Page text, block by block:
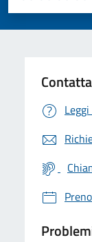
Valuta
Valuta 2
Valuta 1 stelle